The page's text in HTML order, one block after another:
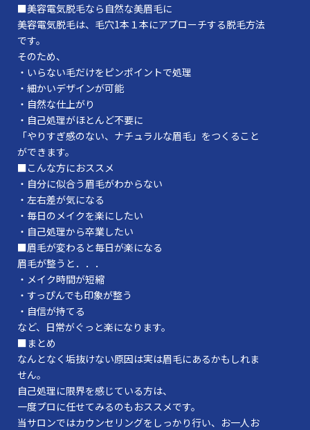
■美容電気脱毛なら自然な美眉毛に
美容電気脱毛は、毛穴1本１本にアプローチする脱毛方法
です。
そのため、
・いらない毛だけをピンポイントで処理
・細かいデザインが可能
・自然な仕上がり
・自己処理がほとんど不要に
「やりすぎ感のない、ナチュラルな眉毛」をつくること
ができます。
■こんな方におススメ
・自分に似合う眉毛がわからない
・左右差が気になる
・毎日のメイクを楽にしたい
・自己処理から卒業したい
■眉毛が変わると毎日が楽になる
眉毛が整うと．．．
・メイク時間が短縮
・すっぴんでも印象が整う
・自信が持てる
など、日常がぐっと楽になります。
■まとめ
なんとなく垢抜けない原因は実は眉毛にあるかもしれま
せん。
自己処理に限界を感じている方は、
一度プロに任せてみるのもおススメです。
当サロンではカウンセリングをしっかり行い、お一人お